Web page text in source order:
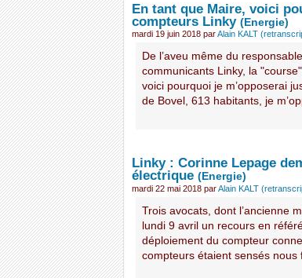
En tant que Maire, voici
compteurs Linky (Energie)
mardi 19 juin 2018 parAlain KALT
De l’aveu même du
communicants Linky, la
voici pourquoi je m’opposerai
de Bovel, 613 habitants, je
Linky : Corinne Lepage
électrique (Energie)
mardi 22 mai 2018 parAlain KALT
Trois avocats, dont l’ancienne
lundi 9 avril un recours en
déploiement du compteur
compteurs étaient sensés